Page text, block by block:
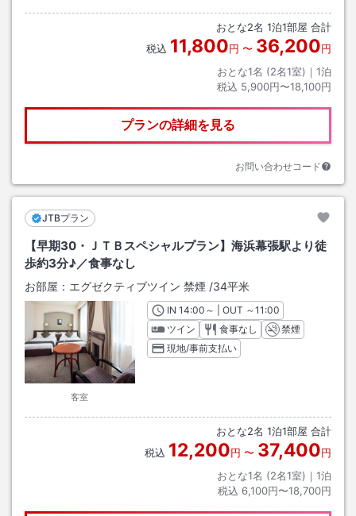
おとな2名 1泊1部屋 合計
税込 11,800円 〜 36,200円
おとな1名 (2名1室)｜ 1泊
税込 5,900円〜18,100円
プランの詳細を見る
お問い合わせコード
JTBプラン
【早期30・ＪＴＢスペシャルプラン】海浜幕張駅より徒
歩約3分♪／食事なし
お部屋： エグゼクティブツイン 禁煙 /34平米
客室
INチェックイン
14:00 ～ | OUT チェックアウト
～11:00
ツイン
食事なし
禁煙
現地/事前支払い
おとな2名 1泊1部屋 合計
税込 12,200円 〜 37,400円
おとな1名 (2名1室)｜ 1泊
税込 6,100円〜18,700円